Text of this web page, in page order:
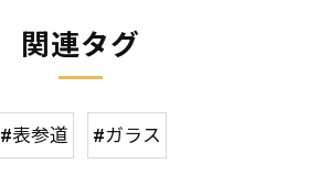
関連タグ
#表参道 #ガラス